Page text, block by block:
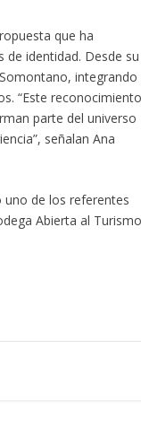
que ha
identidad. Desde su
integrando
“Este
parte del universo
señalan Ana
uno de los referentes
Abierta al